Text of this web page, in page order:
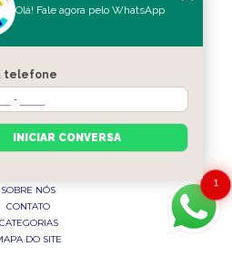
LOJA 2
Lopes de Azevedo, 4260
2241-8434
MENU
SOBRE NÓS
CONTATO
CATEGORIAS
MAPA DO SITE
1
Olá! Fale agora pelo WhatsApp
telefone
INICIAR CONVERSA